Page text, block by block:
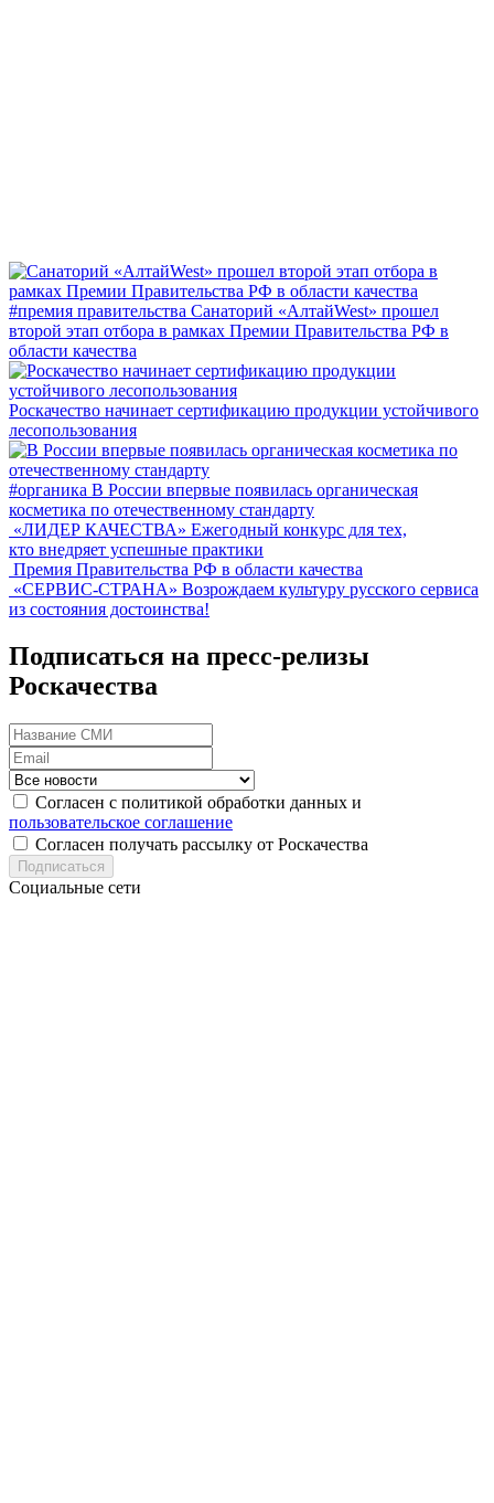
#премия правительства Санаторий «АлтайWest» прошел
второй этап отбора в рамках Премии Правительства РФ в
области качества
Роскачество начинает сертификацию продукции устойчивого
лесопользования
#органика В России впервые появилась органическая
косметика по отечественному стандарту
«ЛИДЕР КАЧЕСТВА» Ежегодный конкурс для тех,
кто внедряет успешные практики
Премия Правительства РФ в области качества
«СЕРВИС-СТРАНА» Возрождаем культуру русского сервиса
из состояния достоинства!
Подписаться на пресс-релизы
Роскачества
Согласен с политикой обработки данных и
пользовательское соглашение
Согласен получать рассылку от Роскачества
Подписаться
Социальные сети